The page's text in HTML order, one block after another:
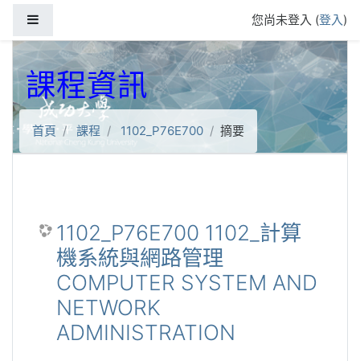
您尚未登入 (登入)
課程資訊
首頁 課程 1102_P76E700 摘要
1102_P76E700 1102_計算
機系統與網路管理
COMPUTER SYSTEM AND
NETWORK
ADMINISTRATION